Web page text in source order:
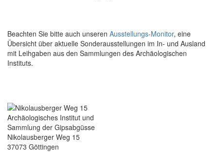
Beachten Sie bitte auch unseren Ausstellungs-Monitor, eine
Übersicht über aktuelle Sonderausstellungen im In- und Ausland
mit Leihgaben aus den Sammlungen des Archäologischen
Instituts.
Archäologisches Institut und
Sammlung der Gipsabgüsse
Nikolausberger Weg 15
37073 Göttingen